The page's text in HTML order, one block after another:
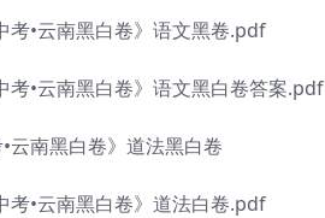
•云南黑白卷》语文黑卷.pdf
•云南黑白卷》语文黑白卷答案.pdf
云南黑白卷》道法黑白卷
•云南黑白卷》道法白卷.pdf